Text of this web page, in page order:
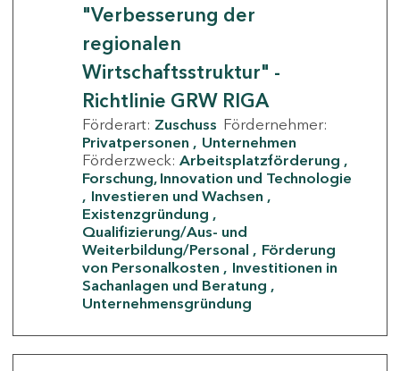
"Verbesserung der
regionalen
Wirtschaftsstruktur" -
Richtlinie GRW RIGA
Förderart: Zuschuss Fördernehmer:
Privatpersonen
Unternehmen
Förderzweck: Arbeitsplatzförderung
Forschung, Innovation und Technologie
Investieren und Wachsen
Existenzgründung
Qualifizierung/Aus- und
Weiterbildung/Personal
Förderung
von Personalkosten
Investitionen in
Sachanlagen und Beratung
Unternehmensgründung